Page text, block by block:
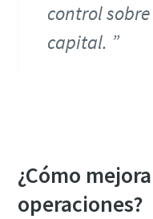
control
capital.
¿Cómo
operaciones?